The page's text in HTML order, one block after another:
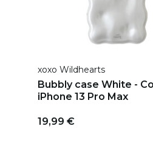
xoxo Wildhearts
Bubbly case White -
iPhone 13 Pro Max
19,99 €